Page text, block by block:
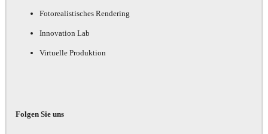
Fotorealistisches Rendering
Innovation Lab
Virtuelle Produktion
Folgen Sie uns